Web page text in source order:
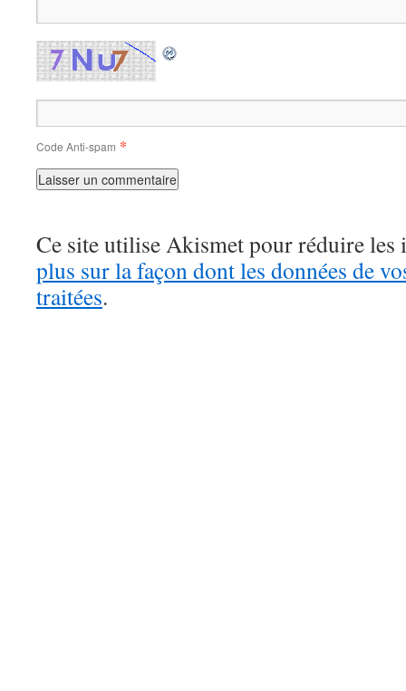
Code Anti-spam *
Ce site utilise Akismet pour réduire les
plus sur la façon dont les données de
traitées.